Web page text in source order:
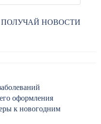
НОВОСТИ
оформления
к новогодним